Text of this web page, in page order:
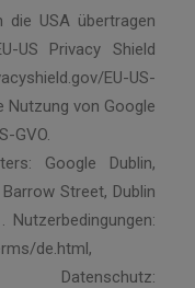
die USA übertragen
US Privacy Shield
EU-US-
Nutzung von Google
GVO.
Google Dublin,
Street, Dublin
de.html,